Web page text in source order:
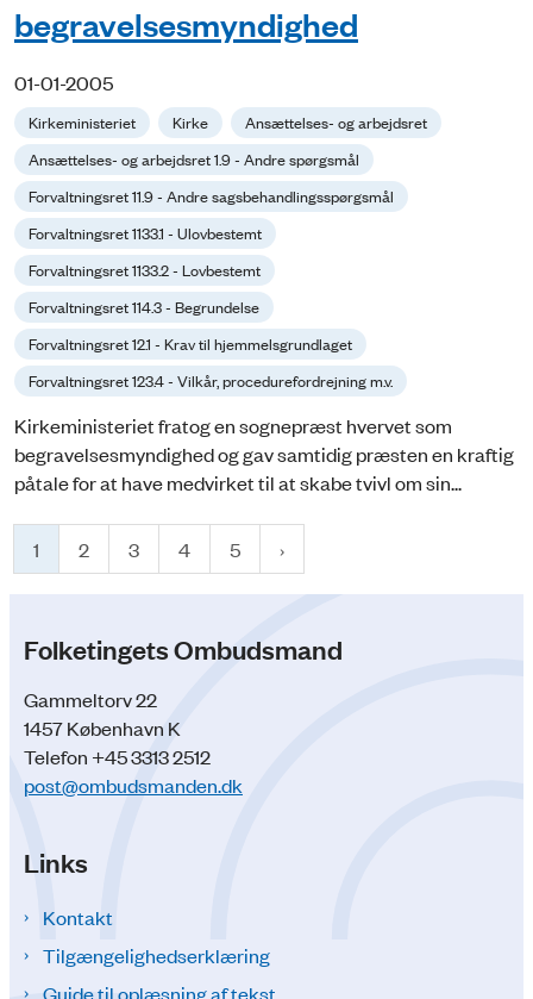
begravelsesmyndighed
01-01-2005
Kirkeministeriet Kirke
Ansættelses- og arbejdsret
Ansættelses- og arbejdsret 1.9 - Andre spørgsmål
Forvaltningsret 11.9 - Andre sagsbehandlingsspørgsmål
Forvaltningsret 1133.1 - Ulovbestemt
Forvaltningsret 1133.2 - Lovbestemt
Forvaltningsret 114.3 - Begrundelse
Forvaltningsret 12.1 - Krav til hjemmelsgrundlaget
Forvaltningsret 123.4 - Vilkår, procedurefordrejning m.v.
Kirkeministeriet fratog en sognepræst hvervet som
begravelsesmyndighed og gav samtidig præsten en kraftig
påtale for at have medvirket til at skabe tvivl om sin...
1 2 3 4 5
Folketingets Ombudsmand
Gammeltorv 22
1457 København K
Telefon +45 3313 2512
post@ombudsmanden.dk
Links
Kontakt
Tilgængelighedserklæring
Guide til oplæsning af tekst